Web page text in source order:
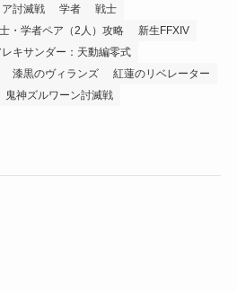
討滅戦 学者
戦士
・学者ペア（2人）攻略
新生FFXIV
キサンダー：天動編零式
漆黒のヴィランズ
紅蓮のリベレーター
鬼神ズルワーン討滅戦